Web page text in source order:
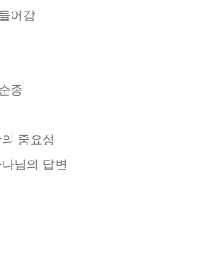
어감
종
중요성
님의 답변